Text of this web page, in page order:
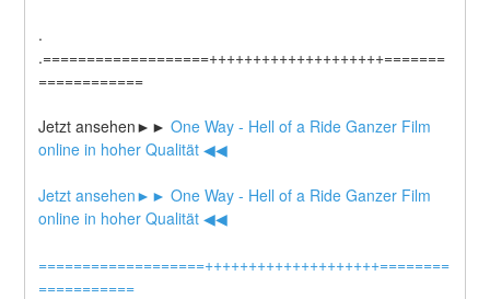
.
.===================++++++++++++++++++++=======
============
Jetzt ansehen►► One Way - Hell of a Ride Ganzer Film
online in hoher Qualität ◀◀
Jetzt ansehen►► One Way - Hell of a Ride Ganzer Film
online in hoher Qualität ◀◀
===================++++++++++++++++++++========
===========